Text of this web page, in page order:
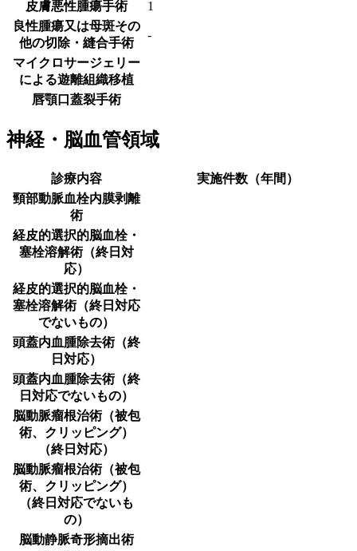
皮膚悪性腫瘍手術
1
良性腫瘍又は母斑その
他の切除・縫合手術
-
マイクロサージェリー
による遊離組織移植
唇顎口蓋裂手術
神経・脳血管領域
診療内容
実施件数（年間）
頸部動脈血栓内膜剥離
術
経皮的選択的脳血栓・
塞栓溶解術（終日対
応）
経皮的選択的脳血栓・
塞栓溶解術（終日対応
でないもの）
頭蓋内血腫除去術（終
日対応）
頭蓋内血腫除去術（終
日対応でないもの）
脳動脈瘤根治術（被包
術、クリッピング）
（終日対応）
脳動脈瘤根治術（被包
術、クリッピング）
（終日対応でないも
の）
脳動静脈奇形摘出術